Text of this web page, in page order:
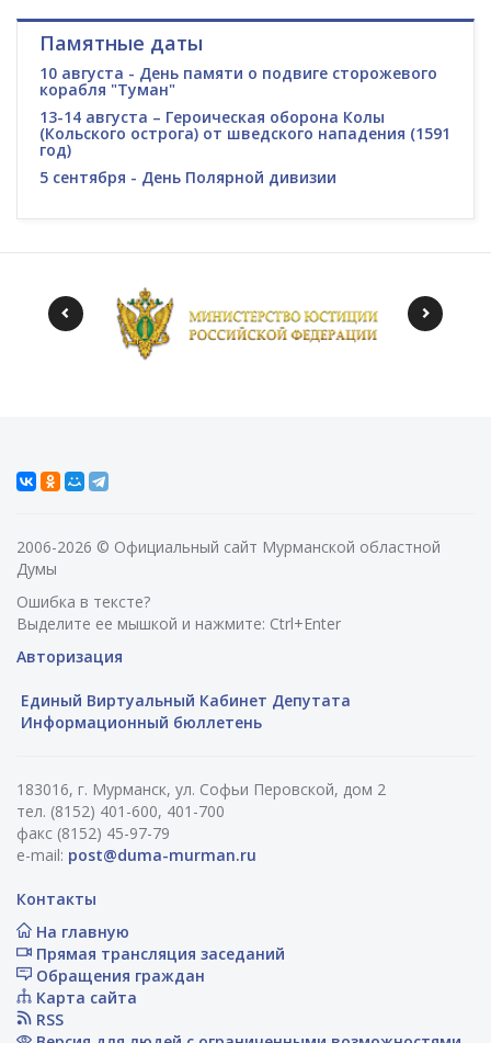
Памятные даты
10 августа - День памяти о подвиге сторожевого
корабля "Туман"
13-14 августа – Героическая оборона Колы
(Кольского острога) от шведского нападения (1591
год)
5 сентября - День Полярной дивизии
2006-2026 © Официальный сайт Мурманской областной
Думы
Ошибка в тексте?
Выделите ее мышкой и нажмите: Ctrl+Enter
Авторизация
Единый Виртуальный Кабинет Депутата
Информационный бюллетень
183016, г. Мурманск, ул. Софьи Перовской, дом 2
тел. (8152) 401-600, 401-700
факс (8152) 45-97-79
e-mail: post@duma-murman.ru
Контакты
На главную
Прямая трансляция заседаний
Обращения граждан
Карта сайта
RSS